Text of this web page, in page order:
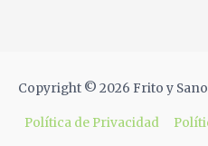
Copyright © 2026 Frito y Sano
Política de Privacidad